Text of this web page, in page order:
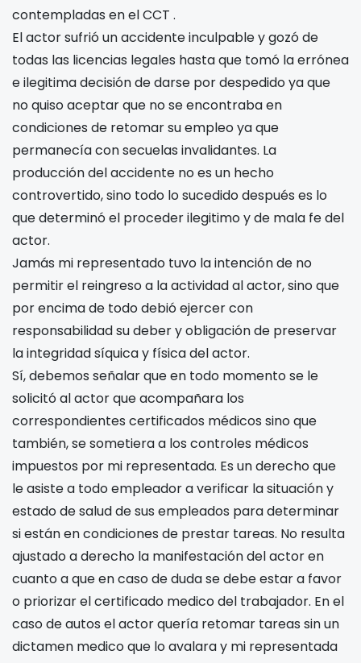
contempladas en el CCT .
El actor sufrió un accidente inculpable y gozó de
todas las licencias legales hasta que tomó la errónea
e ilegitima decisión de darse por despedido ya que
no quiso aceptar que no se encontraba en
condiciones de retomar su empleo ya que
permanecía con secuelas invalidantes. La
producción del accidente no es un hecho
controvertido, sino todo lo sucedido después es lo
que determinó el proceder ilegitimo y de mala fe del
actor.
Jamás mi representado tuvo la intención de no
permitir el reingreso a la actividad al actor, sino que
por encima de todo debió ejercer con
responsabilidad su deber y obligación de preservar
la integridad síquica y física del actor.
Sí, debemos señalar que en todo momento se le
solicitó al actor que acompañara los
correspondientes certificados médicos sino que
también, se sometiera a los controles médicos
impuestos por mi representada. Es un derecho que
le asiste a todo empleador a verificar la situación y
estado de salud de sus empleados para determinar
si están en condiciones de prestar tareas. No resulta
ajustado a derecho la manifestación del actor en
cuanto a que en caso de duda se debe estar a favor
o priorizar el certificado medico del trabajador. En el
caso de autos el actor quería retomar tareas sin un
dictamen medico que lo avalara y mi representada